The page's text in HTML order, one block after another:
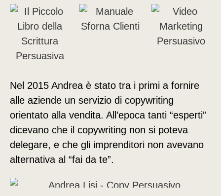
Nel 2015 Andrea è stato tra i primi a fornire
alle aziende un servizio di copywriting
orientato alla vendita. All’epoca tanti “esperti”
dicevano che il copywriting non si poteva
delegare, e che gli imprenditori non avevano
alternativa al “fai da te”.